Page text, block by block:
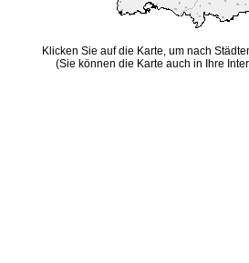
Klicken Sie auf die Karte, um nach
(Sie können die Karte auch in Ihre